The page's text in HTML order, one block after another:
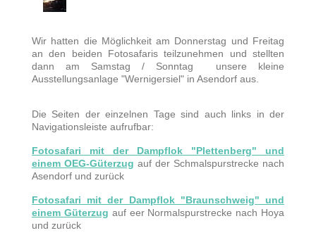
Wir hatten die Möglichkeit am Donnerstag und Freitag
an den beiden Fotosafaris teilzunehmen und stellten
dann am Samstag / Sonntag unsere kleine
Ausstellungsanlage "Wernigersiel" in Asendorf aus.
Die Seiten der einzelnen Tage sind auch links in der
Navigationsleiste aufrufbar:
Fotosafari mit der Dampflok "Plettenberg" und
einem OEG-Güterzug auf der Schmalspurstrecke nach
Asendorf und zurück
Fotosafari mit der Dampflok "Braunschweig" und
einem Güterzug auf eer Normalspurstrecke nach Hoya
und zurück